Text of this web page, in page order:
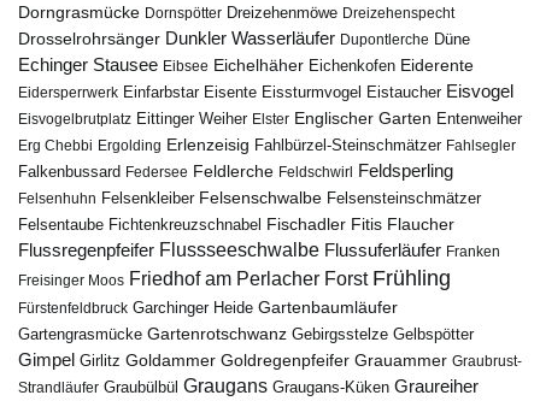
Dorngrasmücke Dornspötter Dreizehenmöwe Dreizehenspecht
Drosselrohrsänger Dunkler Wasserläufer Dupontlerche Düne
Echinger Stausee Eibsee Eichelhäher Eichenkofen Eiderente
Eidersperrwerk Einfarbstar Eisente Eissturmvogel Eistaucher Eisvogel
Eisvogelbrutplatz Eittinger Weiher Elster Englischer Garten Entenweiher
Erg Chebbi Ergolding Erlenzeisig Fahlbürzel-Steinschmätzer Fahlsegler
Falkenbussard Federsee Feldlerche Feldschwirl Feldsperling
Felsenhuhn Felsenkleiber Felsenschwalbe Felsensteinschmätzer
Felsentaube Fichtenkreuzschnabel Fischadler Fitis Flaucher
Flussregenpfeifer Flussseeschwalbe Flussuferläufer Franken
Freisinger Moos Friedhof am Perlacher Forst Frühling
Fürstenfeldbruck Garchinger Heide Gartenbaumläufer
Gartengrasmücke Gartenrotschwanz Gebirgsstelze Gelbspötter
Gimpel Girlitz Goldammer Goldregenpfeifer Grauammer Graubrust-
Strandläufer Graubülbül Graugans Graugans-Küken Graureiher